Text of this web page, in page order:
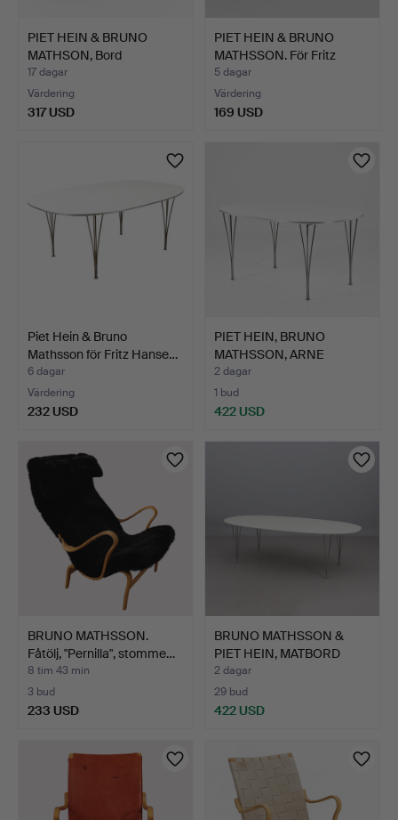
PIET HEIN & BRUNO
MATHSON, Bord
"Superelli…
17 dagar
Värdering
317 USD
PIET HEIN & BRUNO
MATHSSON. För Fritz
Hans…
5 dagar
Värdering
169 USD
Piet Hein & Bruno
Mathsson för Fritz Hanse…
6 dagar
Värdering
232 USD
PIET HEIN, BRUNO
MATHSSON, ARNE
JACOBSEN. …
2 dagar
1 bud
422 USD
BRUNO MATHSSON.
Fåtölj, "Pernilla", stomme…
8 tim 43 min
3 bud
233 USD
BRUNO MATHSSON &
PIET HEIN, MATBORD
"SUPER…
2 dagar
29 bud
422 USD